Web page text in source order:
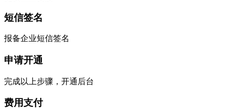
短信签名
报备企业短信签名
申请开通
完成以上步骤，开通后台
费用支付